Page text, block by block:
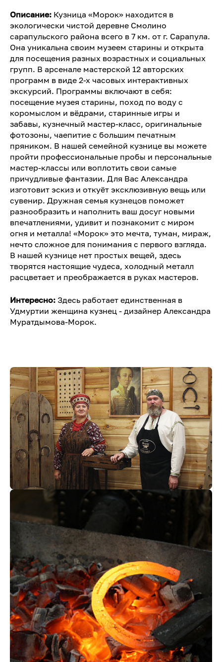
Описание: Кузница «Морок» находится в
экологически чистой деревне Смолино
сарапульского района всего в 7 км. от г. Сарапула.
Она уникальна своим музеем старины и открыта
для посещения разных возрастных и социальных
групп. В арсенале мастерской 12 авторских
программ в виде 2-х часовых интерактивных
экскурсий. Программы включают в себя:
посещение музея старины, поход по воду с
коромыслом и вёдрами, старинные игры и
забавы, кузнечный мастер-класс, оригинальные
фотозоны, чаепитие с большим печатным
пряником. В нашей семейной кузнице вы можете
пройти профессиональные пробы и персональные
мастер-классы или воплотить свои самые
причудливые фантазии. Для Вас Александра
изготовит эскиз и откуёт эксклюзивную вещь или
сувенир. Дружная семья кузнецов поможет
разнообразить и наполнить ваш досуг новыми
впечатлениями, удивит и познакомит с миром
огня и металла! «Морок» это мечта, туман, мираж,
нечто сложное для понимания с первого взгляда.
В нашей кузнице нет простых вещей, здесь
творятся настоящие чудеса, холодный металл
расцветает и преображается в руках мастеров.
Интересно: Здесь работает единственная в
Удмуртии женщина кузнец - дизайнер Александра
Муратдымова-Морок.